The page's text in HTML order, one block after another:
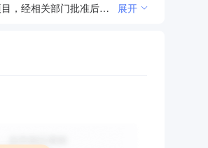
许可项目：房屋建筑和市政基础设施项目工程总承包；住宅室内装饰装修；各类工程建设活动；建筑劳务分包（依法须经批准的项目，经相关部门批准后方可开展经营活动，具体经营项目以审批结果为准）一般项目：园林绿化工程施工；建筑材料销售；轻质建筑材料销售（除依法须经批准的项目外，凭营业执照依法自主开展经营活动） 展开